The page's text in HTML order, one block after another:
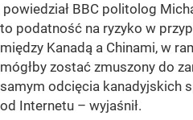
powiedział BBC politolog
to podatność na ryzyko w
między Kanadą a Chinami, w
mógłby zostać zmuszony do
samym odcięcia kanadyjskich
od Internetu – wyjaśnił.